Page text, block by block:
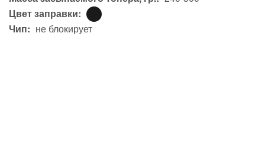
Цвет заправки:
Чип: не блокирует